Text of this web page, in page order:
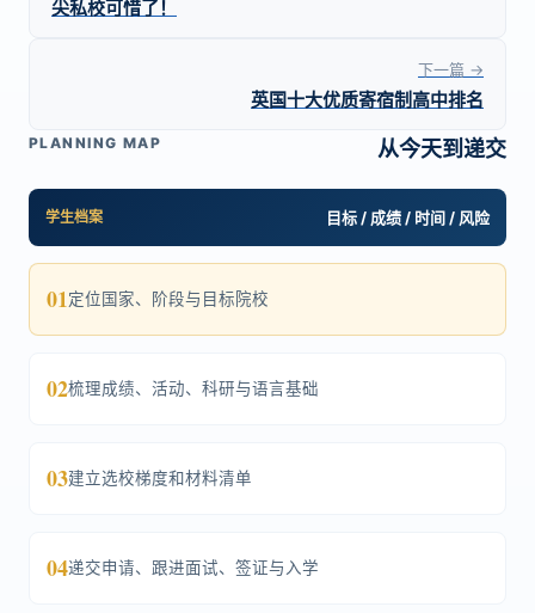
尖私校可惜了！
下一篇 →
英国十大优质寄宿制高中排名
PLANNING MAP 从今天到递交
学生档案 目标 / 成绩 / 时间 / 风险
01定位国家、阶段与目标院校
02梳理成绩、活动、科研与语言基础
03建立选校梯度和材料清单
04递交申请、跟进面试、签证与入学